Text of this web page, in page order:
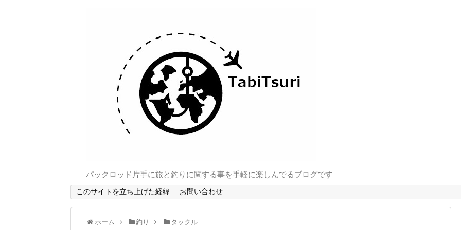
パックロッド片手に旅と釣りに関する事を手軽に楽しんでるブログです
このサイトを立ち上げた経緯 お問い合わせ
ホーム 釣り タックル